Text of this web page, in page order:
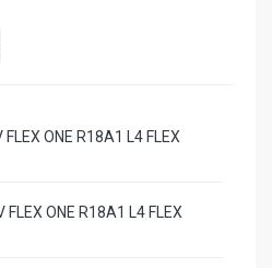
ONE R18A1 L4 FLEX
FLEX ONE R18A1 L4 FLEX